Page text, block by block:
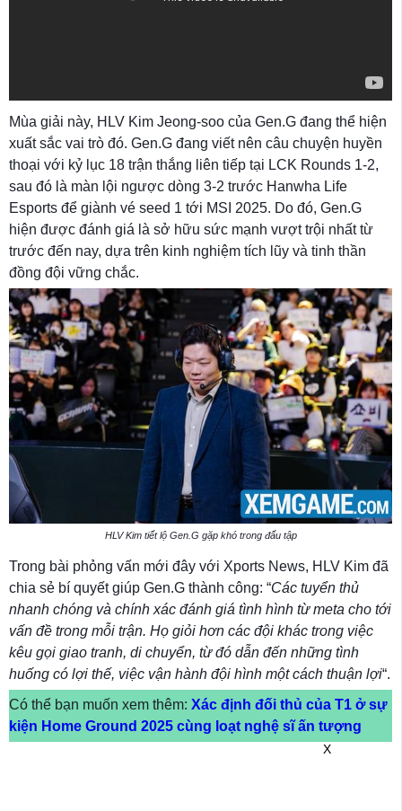
Mùa giải này, HLV Kim Jeong-soo của Gen.G đang thể hiện
xuất sắc vai trò đó. Gen.G đang viết nên câu chuyện huyền
thoại với kỷ lục 18 trận thắng liên tiếp tại LCK Rounds 1-2,
sau đó là màn lội ngược dòng 3-2 trước Hanwha Life
Esports để giành vé seed 1 tới MSI 2025. Do đó, Gen.G
hiện được đánh giá là sở hữu sức mạnh vượt trội nhất từ
trước đến nay, dựa trên kinh nghiệm tích lũy và tinh thần
đồng đội vững chắc.
HLV Kim tiết lộ Gen.G gặp khó trong đấu tập
Trong bài phỏng vấn mới đây với Xports News, HLV Kim đã
chia sẻ bí quyết giúp Gen.G thành công: “Các tuyển thủ
nhanh chóng và chính xác đánh giá tình hình từ meta cho tới
vấn đề trong mỗi trận. Họ giỏi hơn các đội khác trong việc
kêu gọi giao tranh, di chuyển, từ đó dẫn đến những tình
huống có lợi thế, việc vận hành đội hình một cách thuận lợi“.
Có thể bạn muốn xem thêm: Xác định đối thủ của T1 ở sự
kiện Home Ground 2025 cùng loạt nghệ sĩ ấn tượng
X